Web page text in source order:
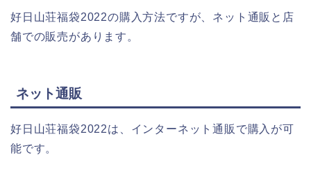
好日山荘福袋2022の購入方法ですが、ネット通販と店
舗での販売があります。
ネット通販
好日山荘福袋2022は、インターネット通販で購入が可
能です。